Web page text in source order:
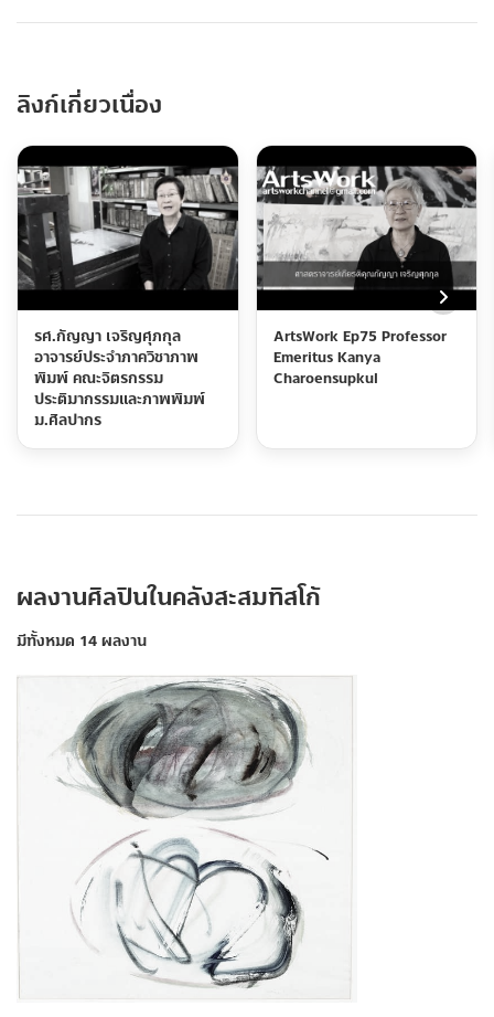
ลิงก์เกี่ยวเนื่อง
รศ.กัญญา เจริญศุภกุล
อาจารย์ประจำภาควิชาภาพ
พิมพ์ คณะจิตรกรรม
ประติมากรรมและภาพพิมพ์
ม.ศิลปากร
ArtsWork Ep75 Professor
Emeritus Kanya
Charoensupkul
ผลงานศิลปินในคลังสะสมทิสโก้
มีทั้งหมด 14 ผลงาน